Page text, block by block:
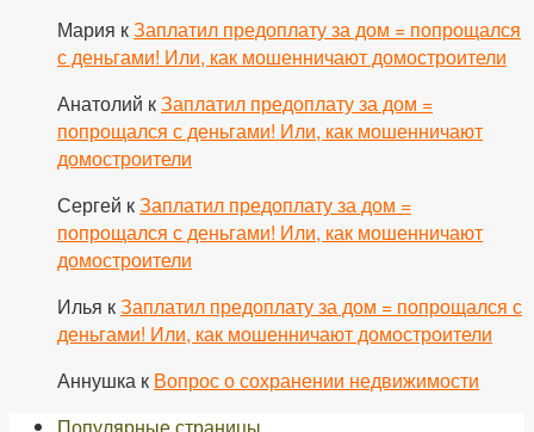
Мария кЗаплатил предоплату за дом = попрощался
с деньгами! Или, как мошенничают домостроители
Анатолий кЗаплатил предоплату за дом =
попрощался с деньгами! Или, как мошенничают
домостроители
Сергей кЗаплатил предоплату за дом =
попрощался с деньгами! Или, как мошенничают
домостроители
Илья кЗаплатил предоплату за дом = попрощался с
деньгами! Или, как мошенничают домостроители
Аннушка к Вопрос о сохранении недвижимости